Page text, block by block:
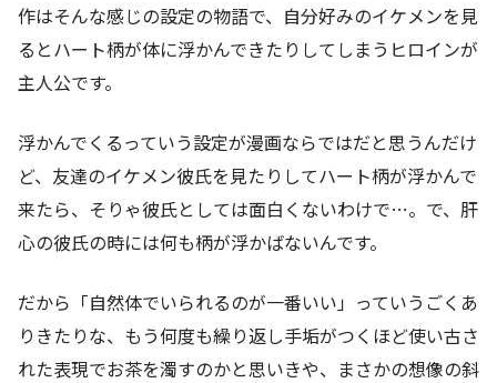
作はそんな感じの設定の物語で、自分好みのイケメンを見
るとハート柄が体に浮かんできたりしてしまうヒロインが
主人公です。
浮かんでくるっていう設定が漫画ならではだと思うんだけ
ど、友達のイケメン彼氏を見たりしてハート柄が浮かんで
来たら、そりゃ彼氏としては面白くないわけで…。で、肝
心の彼氏の時には何も柄が浮かばないんです。
だから「自然体でいられるのが一番いい」っていうごくあ
りきたりな、もう何度も繰り返し手垢がつくほど使い古さ
れた表現でお茶を濁すのかと思いきや、まさかの想像の斜